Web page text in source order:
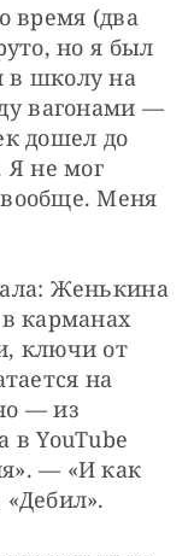
время (два
но я был
в школу на
вагонами —
дошел до
Я не мог
вообще. Меня
Женькина
карманах
ключи от
на
— ​из
в YouTube
— «И как